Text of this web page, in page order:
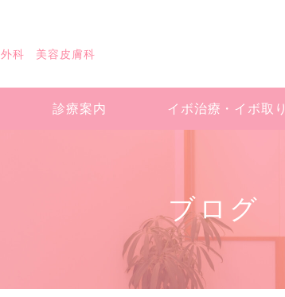
外科 美容皮膚科
診療案内 イボ治療・ イボ取
ブログ